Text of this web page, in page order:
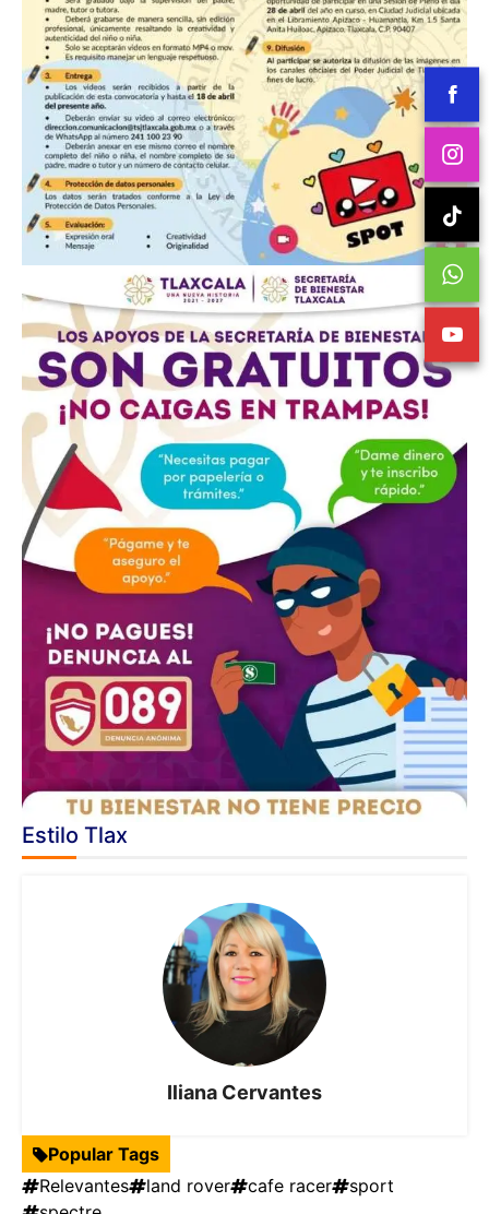
Estilo Tlax
Iliana Cervantes
Popular Tags
Relevantes
land rover cafe racer
sport